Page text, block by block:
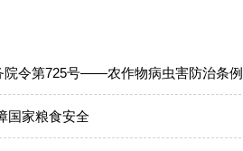
院令第725号——农作物病虫害防治条例
国家粮食安全